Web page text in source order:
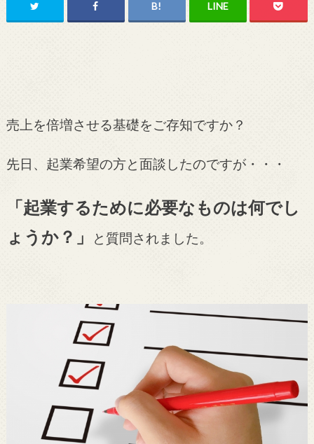
売上を倍増させる基礎をご存知ですか？
先日、起業希望の方と面談したのですが・・・
「起業するために必要なものは何でし
ょうか？」
と質問されました。